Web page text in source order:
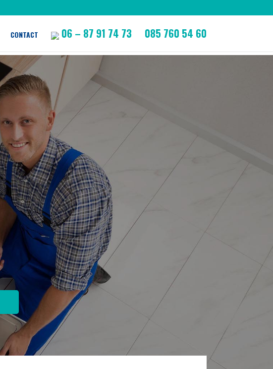
CONTACT 06 – 87 91 74 73 085 760 54 60